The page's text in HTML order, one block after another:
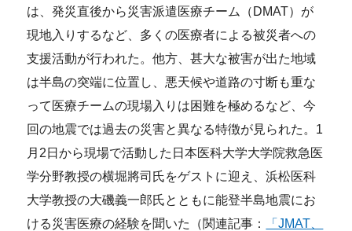
は、発災直後から災害派遣医療チーム（DMAT）が
現地入りするなど、多くの医療者による被災者への
支援活動が行われた。他方、甚大な被害が出た地域
は半島の突端に位置し、悪天候や道路の寸断も重な
って医療チームの現場入りは困難を極めるなど、今
回の地震では過去の災害と異なる特徴が見られた。1
月2日から現場で活動した日本医科大学大学院救急医
学分野教授の横堀將司氏をゲストに迎え、浜松医科
大学教授の大磯義一郎氏とともに能登半島地震にお
ける災害医療の経験を聞いた（関連記事：
「JMAT、